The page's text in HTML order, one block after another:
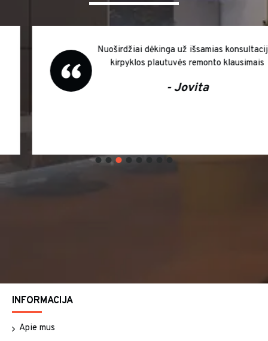
Nuoširdžiai dėkinga už išsamias konsultacijas
kirpyklos plautuvės remonto klausimais
- Jovita
INFORMACIJA
Apie mus